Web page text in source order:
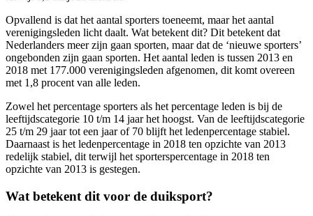
Opvallend is dat het aantal sporters toeneemt, maar het aantal
verenigingsleden licht daalt. Wat betekent dit? Dit betekent dat
Nederlanders meer zijn gaan sporten, maar dat de ‘nieuwe sporters’
ongebonden zijn gaan sporten. Het aantal leden is tussen 2013 en
2018 met 177.000 verenigingsleden afgenomen, dit komt overeen
met 1,8 procent van alle leden.
Zowel het percentage sporters als het percentage leden is bij de
leeftijdscategorie 10 t/m 14 jaar het hoogst. Van de leeftijdscategorie
25 t/m 29 jaar tot een jaar of 70 blijft het ledenpercentage stabiel.
Daarnaast is het ledenpercentage in 2018 ten opzichte van 2013
redelijk stabiel, dit terwijl het sporterspercentage in 2018 ten
opzichte van 2013 is gestegen.
Wat betekent dit voor de duiksport?